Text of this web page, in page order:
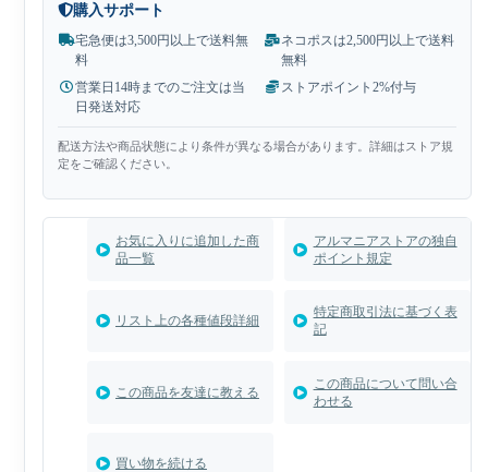
購入サポート
宅急便は3,500円以上で送料無
料
ネコポスは2,500円以上で送料
無料
営業日14時までのご注文は当
日発送対応
ストアポイント2%付与
配送方法や商品状態により条件が異なる場合があります。詳細はストア規
定をご確認ください。
お気に入りに追加した商
品一覧
アルマニアストアの独自
ポイント規定
リスト上の各種値段詳細
特定商取引法に基づく表
記
この商品を友達に教える
この商品について問い合
わせる
買い物を続ける